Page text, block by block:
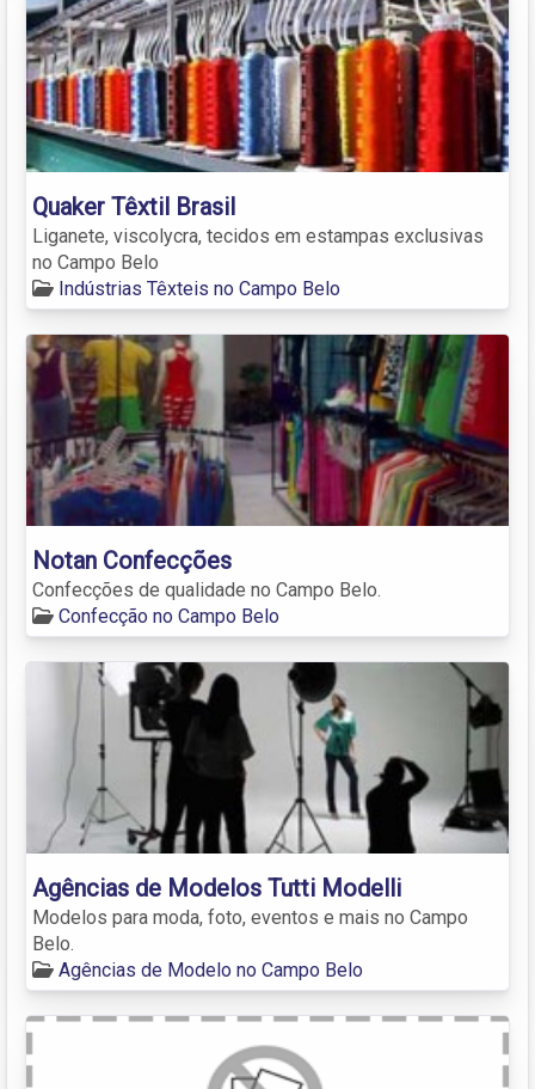
Quaker Têxtil Brasil
Liganete, viscolycra, tecidos em estampas exclusivas
no Campo Belo
Indústrias Têxteis no Campo Belo
Notan Confecções
Confecções de qualidade no Campo Belo.
Confecção no Campo Belo
Agências de Modelos Tutti Modelli
Modelos para moda, foto, eventos e mais no Campo
Belo.
Agências de Modelo no Campo Belo